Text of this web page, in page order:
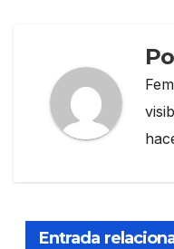
Entrada